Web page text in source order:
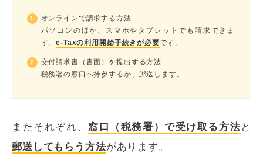
オンラインで請求する方法
パソコンのほか、スマホやタブレットでも請求できま
す。e-Taxの利用開始手続きが必要です。
交付請求書（書面）を提出する方法
税務署の窓口へ持参するか、郵送します。
またそれぞれ、 窓口（税務署）で受け取る方法 と
郵送してもらう方法があります。